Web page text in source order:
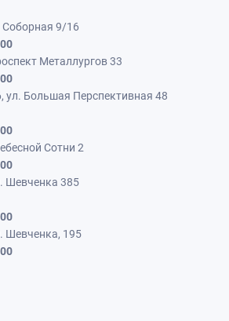
Соборная 9/16
Металлургов 33
ул. Большая Перспективная 48
Сотни 2
Шевченка 385
Шевченка, 195